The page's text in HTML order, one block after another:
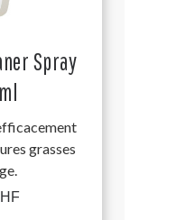
Spray
grasses